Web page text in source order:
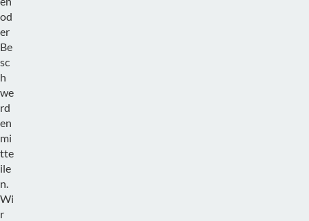
od
er
Be
sc
h
we
rd
en
mi
tte
ile
n.
Wi
r